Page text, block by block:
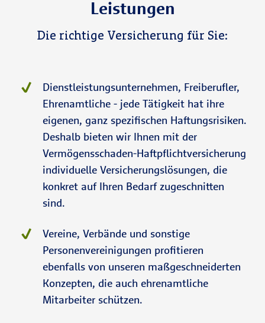
Leistungen
Die richtige Versicherung für Sie:
Dienstleistungsunternehmen, Freiberufler,
Ehrenamtliche - jede Tätigkeit hat ihre
eigenen, ganz spezifischen Haftungsrisiken.
Deshalb bieten wir Ihnen mit der
Vermögensschaden-Haftpflichtversicherung
individuelle Versicherungslösungen, die
konkret auf Ihren Bedarf zugeschnitten
sind.
Vereine, Verbände und sonstige
Personenvereinigungen profitieren
ebenfalls von unseren maßgeschneiderten
Konzepten, die auch ehrenamtliche
Mitarbeiter schützen.